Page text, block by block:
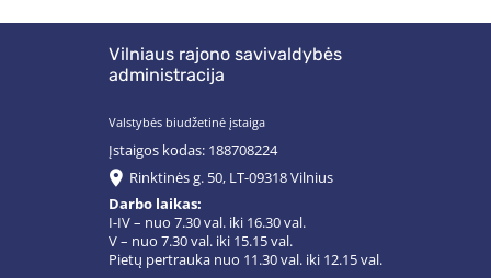
Vilniaus rajono savivaldybės
administracija
Valstybės biudžetinė įstaiga
Įstaigos kodas: 188708224
Rinktinės g. 50, LT-09318 Vilnius
Darbo laikas:
I-IV – nuo 7.30 val. iki 16.30 val.
V – nuo 7.30 val. iki 15.15 val.
Pietų pertrauka nuo 11.30 val. iki 12.15 val.